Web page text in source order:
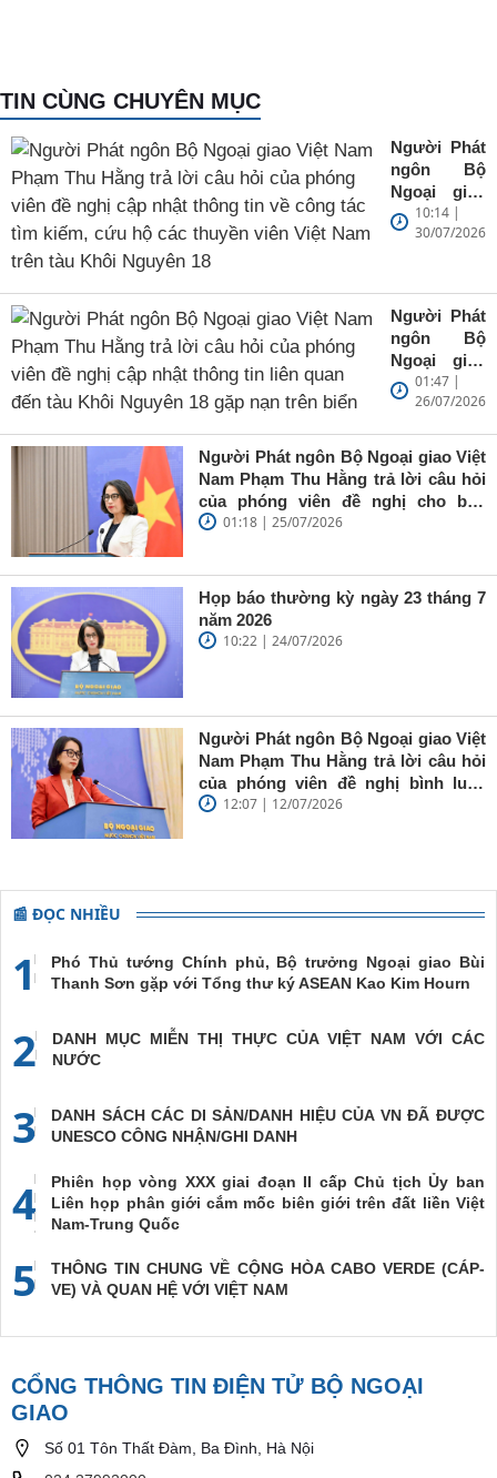
TIN CÙNG CHUYÊN MỤC
Người Phát
ngôn Bộ
Ngoại giao
Việt Nam
Phạm Thu
đề nghị cập
nhật thông
tin về công
tác tìm
hộ các
thuyền viên
Việt Nam
trên tàu
10:14 |
30/07/2026
Người Phát
ngôn Bộ
Ngoại giao
Việt Nam
Phạm Thu
câu hỏi của
phóng viên
đề nghị cập
nhật thông
Khôi
Nguyên 18
01:47 |
26/07/2026
Người Phát ngôn Bộ Ngoại giao Việt
Nam Phạm Thu Hằng trả lời câu hỏi
của phóng viên đề nghị cho biết
phản ứng của Việt Nam trước việc
đối với hàng hóa của tất cả các nền
kinh tế “bị điều tra” theo Mục 301
01:18 | 25/07/2026
Họp báo thường kỳ ngày 23 tháng 7
năm 2026
10:22 | 24/07/2026
Người Phát ngôn Bộ Ngoại giao Việt
Nam Phạm Thu Hằng trả lời câu hỏi
của phóng viên đề nghị bình luận
của Việt Nam nhân dịp 10 năm Tòa
kiện giữa Philippines và Trung Quốc
12:07 | 12/07/2026
📰 ĐỌC NHIỀU
1
Phó Thủ tướng Chính phủ, Bộ trưởng Ngoại giao Bùi
Thanh Sơn gặp với Tổng thư ký ASEAN Kao Kim Hourn
2
DANH MỤC MIỄN THỊ THỰC CỦA VIỆT NAM VỚI CÁC
NƯỚC
3
DANH SÁCH CÁC DI SẢN/DANH HIỆU CỦA VN ĐÃ ĐƯỢC
UNESCO CÔNG NHẬN/GHI DANH
4
Phiên họp vòng XXX giai đoạn II cấp Chủ tịch Ủy ban
Liên họp phân giới cắm mốc biên giới trên đất liền Việt
Nam-Trung Quốc
5
THÔNG TIN CHUNG VỀ CỘNG HÒA CABO VERDE (CÁP-
VE) VÀ QUAN HỆ VỚI VIỆT NAM
CỔNG THÔNG TIN ĐIỆN TỬ BỘ NGOẠI
GIAO
Số 01 Tôn Thất Đàm, Ba Đình, Hà Nội